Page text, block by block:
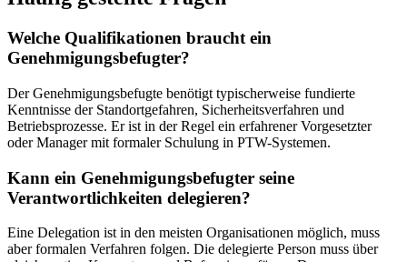
Welche Qualifikationen braucht ein
Genehmigungsbefugter?
Der Genehmigungsbefugte benötigt typischerweise fundierte
Kenntnisse der Standortgefahren, Sicherheitsverfahren und
Betriebsprozesse. Er ist in der Regel ein erfahrener Vorgesetzter
oder Manager mit formaler Schulung in PTW-Systemen.
Kann ein Genehmigungsbefugter seine
Verantwortlichkeiten delegieren?
Eine Delegation ist in den meisten Organisationen möglich, muss
aber formalen Verfahren folgen. Die delegierte Person muss über